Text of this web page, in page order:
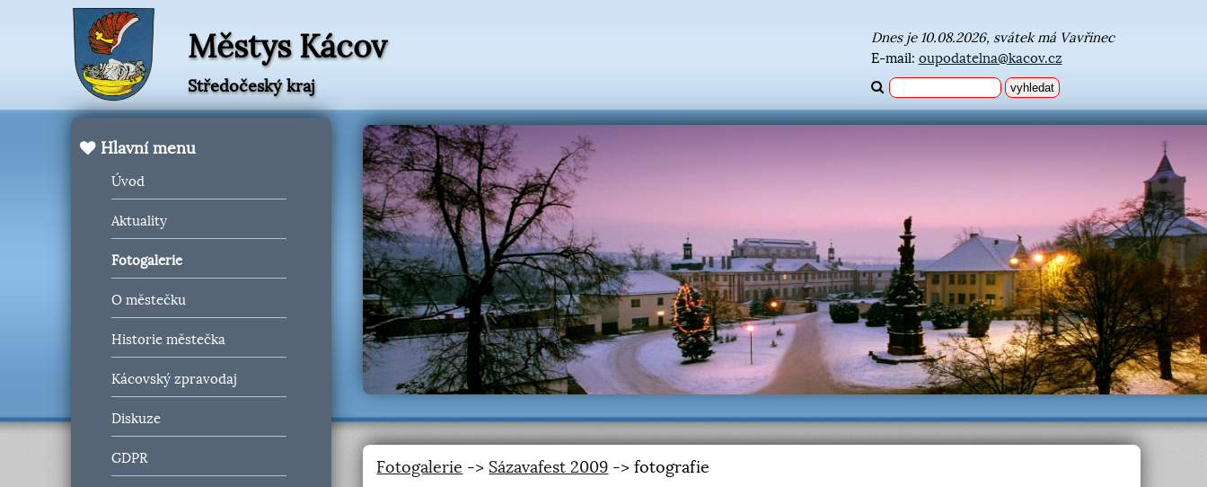
Městys Kácov
Středočeský kraj
Dnes je 10.08.2026, svátek má Vavřinec
E-mail: oupodatelna@kacov.cz
Hlavní menu
Úvod
Aktuality
Fotogalerie
O městečku
Historie městečka
Kácovský zpravodaj
Diskuze
GDPR Fotogalerie -> Sázavafest 2009 -> fotografie